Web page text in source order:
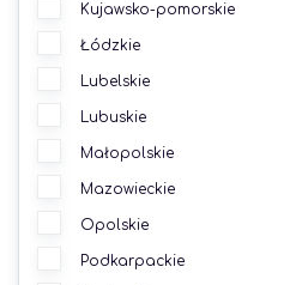
Kujawsko-pomorskie
Łódzkie
Lubelskie
Lubuskie
Małopolskie
Mazowieckie
Opolskie
Podkarpackie